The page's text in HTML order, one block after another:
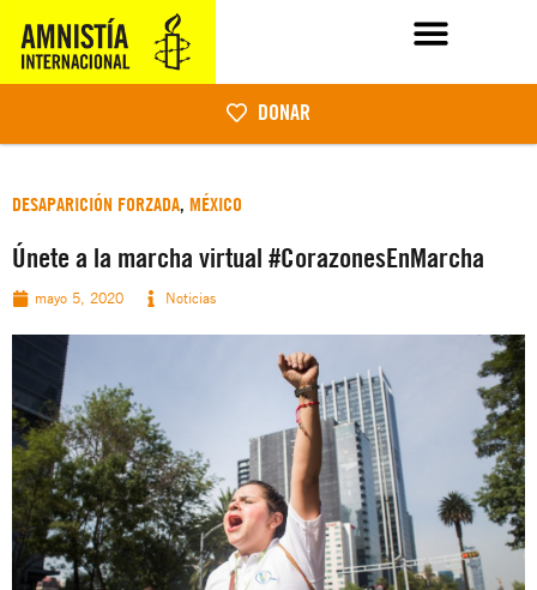
DONAR
DESAPARICIÓN FORZADA, MÉXICO
Únete a la marcha virtual #CorazonesEnMarcha
mayo 5, 2020 Noticias